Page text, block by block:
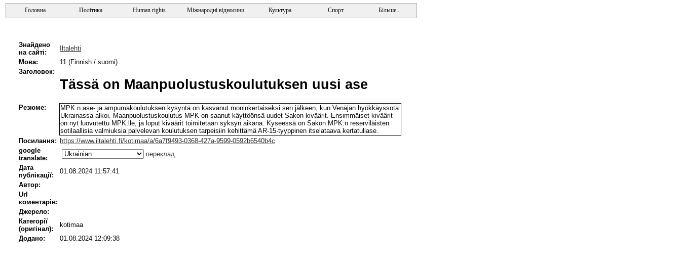
Головна Політика Human rights Міжнародні відносини Культура Спорт Більше...
Знайдено
на сайті:
Iltalehti
Мова:
11 (Finnish / suomi)
Заголовок:
Tässä on Maanpuolustus­koulutuksen uusi ase
Резюме:
MPK:n ase- ja ampumakoulutuksen kysyntä on kasvanut moninkertaiseksi sen jälkeen, kun Venäjän hyökkäyssota
Ukrainassa alkoi. Maanpuolustuskoulutus MPK on saanut käyttöönsä uudet Sakon kiväärit. Ensimmäiset kiväärit
on nyt luovutettu MPK:lle, ja loput kiväärit toimitetaan syksyn aikana. Kyseessä on Sakon MPK:n reserviläisten
sotilaallisia valmiuksia palvelevan koulutuksen tarpeisiin kehittämä AR-15-tyyppinen itselataava kertatuliase.
Посилання: https://www.iltalehti.fi/kotimaa/a/6a7f9493-0368-427a-9599-0592b6540b4c
google
translate:
переклад
Дата
публікації:
01.08.2024 11:57:41
Автор:
Url
коментарів:
Джерело:
Категорії
(оригінал):
kotimaa
Додано:
01.08.2024 12:09:38